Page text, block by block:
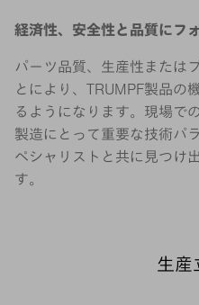
経済性、安全性と品質にフ
パーツ品質、生産性または
とにより、TRUMPF製品の
るようになります。現場で
製造にとって重要な技術パ
ペシャリストと共に見つけ
す。
生産